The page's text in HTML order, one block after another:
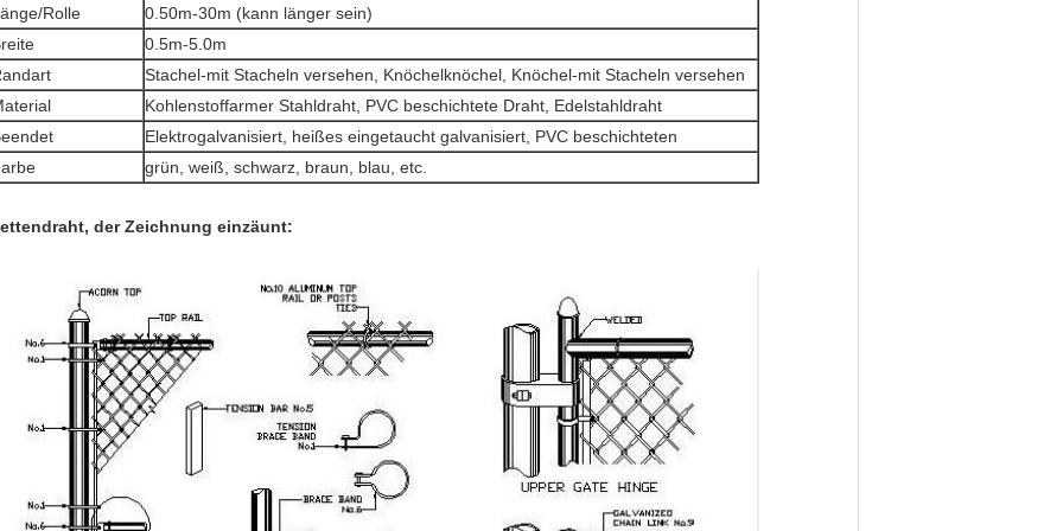
Rolle
0.50m-30m (kann länger sein)
0.5m-5.0m
Stachel-mit Stacheln versehen, Knöchelknöchel, Knöchel-mit Stacheln versehen
Kohlenstoffarmer Stahldraht, PVC beschichtete Draht, Edelstahldraht
Elektrogalvanisiert, heißes eingetaucht galvanisiert, PVC beschichteten
grün, weiß, schwarz, braun, blau, etc.
der Zeichnung einzäunt: